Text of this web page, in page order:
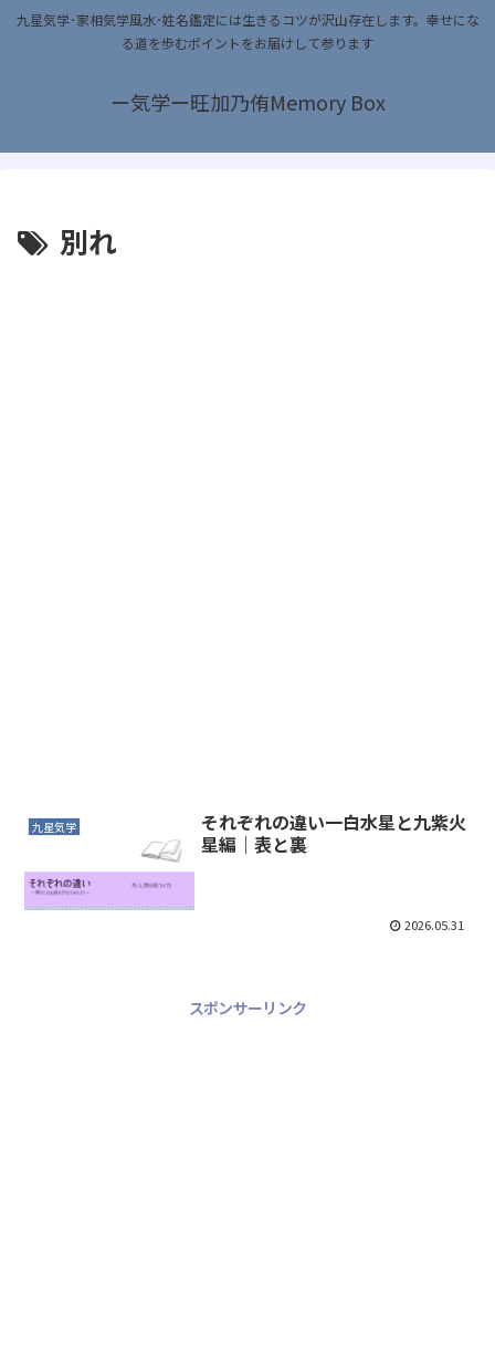
九星気学･家相気学風水･姓名鑑定には生きるコツが沢山存在します。幸せにな
る道を歩むポイントをお届けして参ります
ー気学ー旺加乃侑Memory Box
別れ
九星気学
それぞれの違い一白水星と九紫火
星編｜表と裏
2026.05.31
スポンサーリンク